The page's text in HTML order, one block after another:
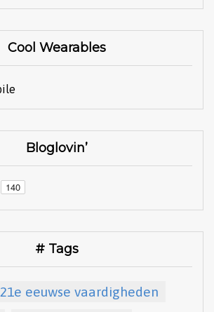
Cool Wearables
Bloglovin’
# Tags
21e eeuwse vaardigheden